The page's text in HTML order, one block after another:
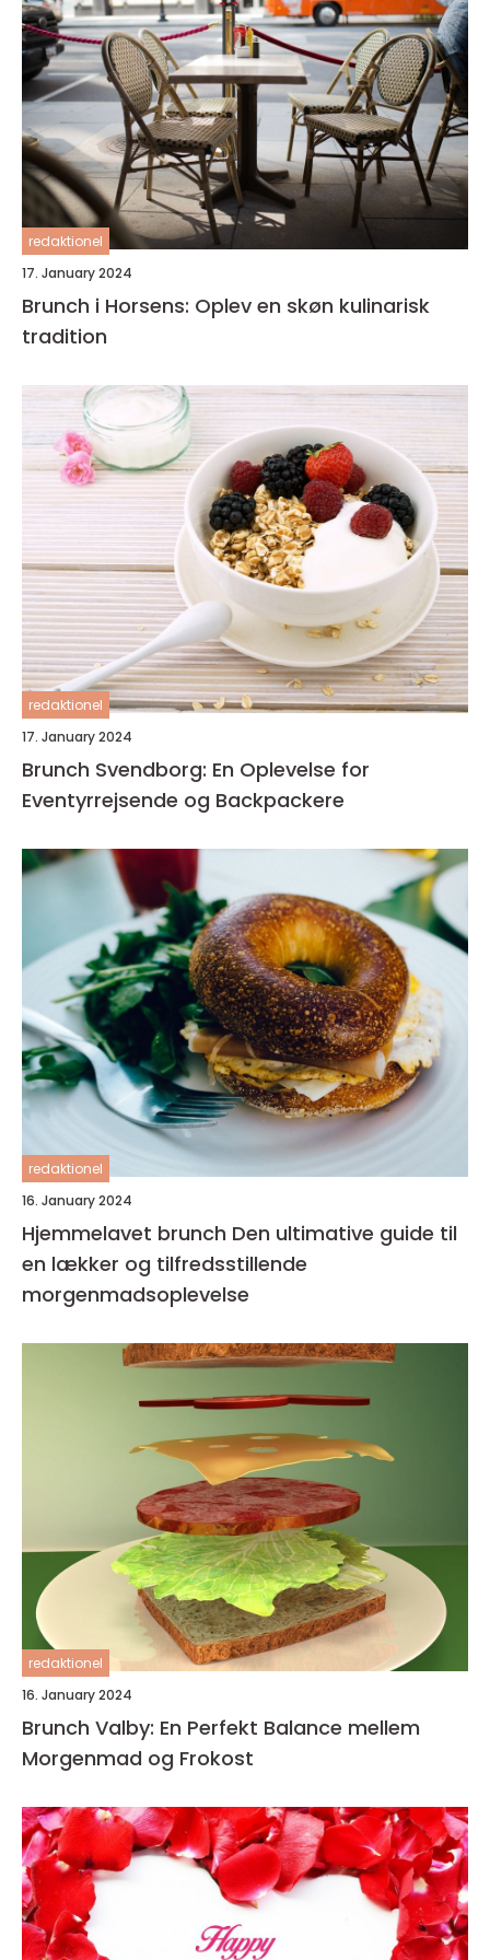
redaktionel
17. January 2024
Brunch i Horsens: Oplev en skøn kulinarisk
tradition
redaktionel
17. January 2024
Brunch Svendborg: En Oplevelse for
Eventyrrejsende og Backpackere
redaktionel
16. January 2024
Hjemmelavet brunch Den ultimative guide til
en lækker og tilfredsstillende
morgenmadsoplevelse
redaktionel
16. January 2024
Brunch Valby: En Perfekt Balance mellem
Morgenmad og Frokost